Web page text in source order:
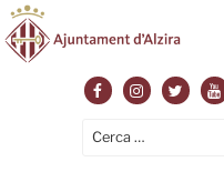
FacebookInstagram
Twitter
Cerca: